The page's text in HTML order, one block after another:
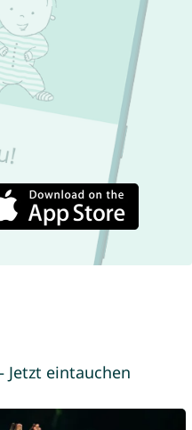
Jetzt eintauchen